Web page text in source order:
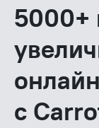
Клиенты
Цены
Материалы
5000+
с